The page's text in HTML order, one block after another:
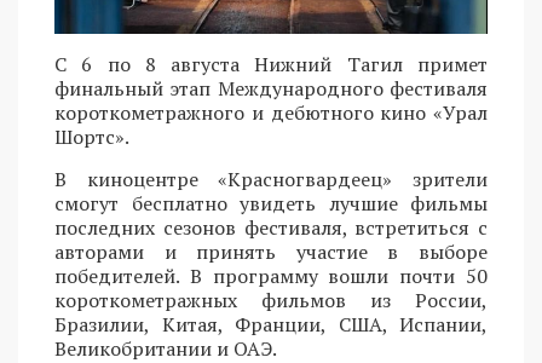
С 6 по 8 августа Нижний Тагил примет
финальный этап Международного фестиваля
короткометражного и дебютного кино «Урал
Шортс».
В киноцентре «Красногвардеец» зрители
смогут бесплатно увидеть лучшие фильмы
последних сезонов фестиваля, встретиться с
авторами и принять участие в выборе
победителей. В программу вошли почти 50
короткометражных фильмов из России,
Бразилии, Китая, Франции, США, Испании,
Великобритании и ОАЭ.